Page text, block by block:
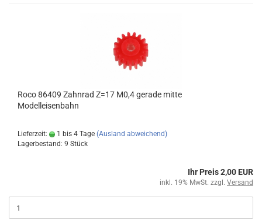
Roco 86409 Zahnrad Z=17 M0,4 gerade mitte
Modelleisenbahn
Lieferzeit: 1 bis 4 Tage (Ausland abweichend)
Lagerbestand: 9 Stück
Ihr Preis 2,00 EUR
inkl. 19% MwSt. zzgl. Versand